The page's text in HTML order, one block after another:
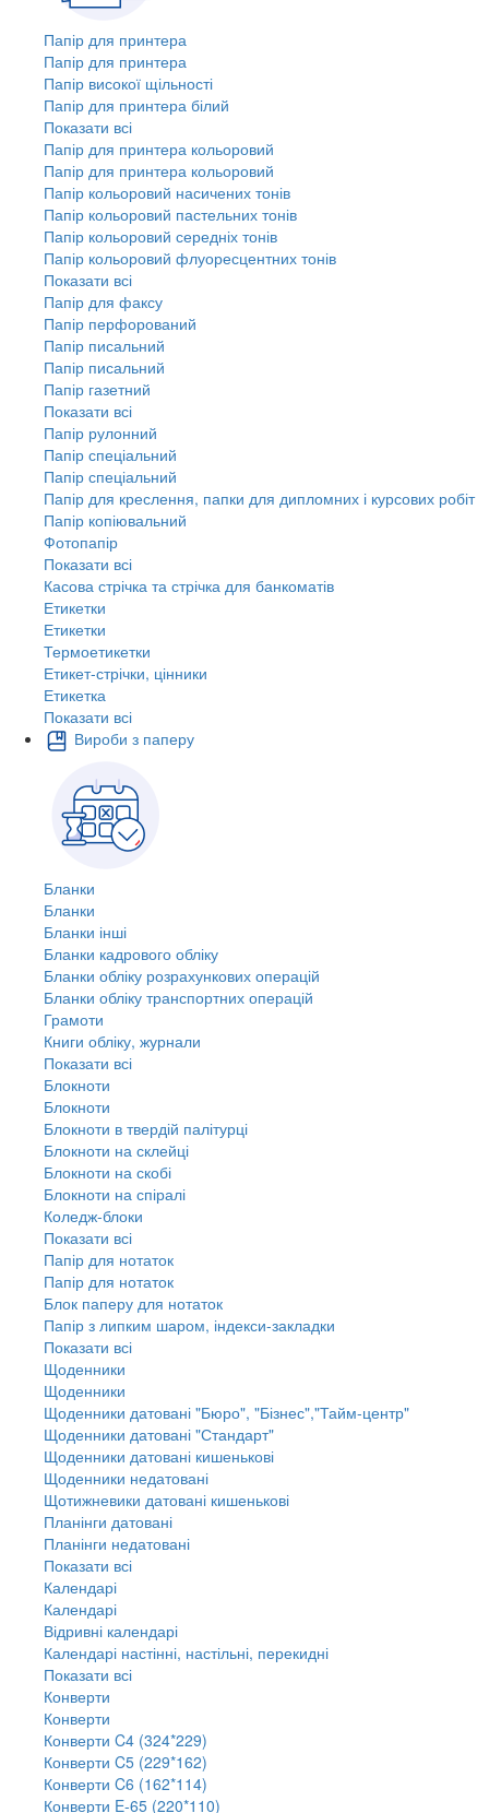
Папір для принтера
Папір для принтера
Папір високої щільності
Папір для принтера білий
Показати всі
Папір для принтера кольоровий
Папір для принтера кольоровий
Папір кольоровий насичених тонів
Папір кольоровий пастельних тонів
Папір кольоровий середніх тонів
Папір кольоровий флуоресцентних тонів
Показати всі
Папір для факсу
Папір перфорований
Папір писальний
Папір писальний
Папір газетний
Показати всі
Папір рулонний
Папір спеціальний
Папір спеціальний
Папір для креслення, папки для дипломних і курсових робіт
Папір копіювальний
Фотопапір
Показати всі
Касова стрічка та стрічка для банкоматів
Етикетки
Етикетки
Термоетикетки
Етикет-стрічки, цінники
Етикетка
Показати всі
Вироби з паперу
Бланки
Бланки
Бланки інші
Бланки кадрового обліку
Бланки обліку розрахункових операцій
Бланки обліку транспортних операцій
Грамоти
Книги обліку, журнали
Показати всі
Блокноти
Блокноти
Блокноти в твердій палітурці
Блокноти на склейці
Блокноти на скобі
Блокноти на спіралі
Коледж-блоки
Показати всі
Папір для нотаток
Папір для нотаток
Блок паперу для нотаток
Папір з липким шаром, індекси-закладки
Показати всі
Щоденники
Щоденники
Щоденники датовані "Бюро", "Бізнес","Тайм-центр"
Щоденники датовані "Стандарт"
Щоденники датовані кишенькові
Щоденники недатовані
Щотижневики датовані кишенькові
Планінги датовані
Планінги недатовані
Показати всі
Календарі
Календарі
Відривні календарі
Календарі настінні, настільні, перекидні
Показати всі
Конверти
Конверти
Конверти C4 (324*229)
Конверти C5 (229*162)
Конверти C6 (162*114)
Конверти E-65 (220*110)